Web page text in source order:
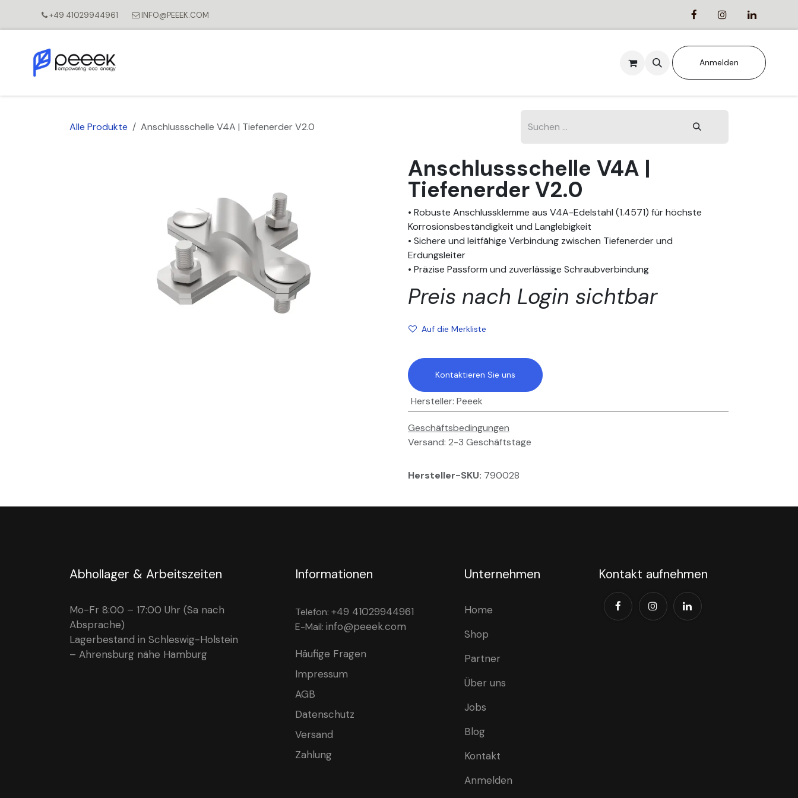
+49 41029944961 INFO@PEEEK.COM
Anmelden
Alle Produkte Anschlussschelle V4A | Tiefenerder V2.0
Anschlussschelle V4A |
Tiefenerder V2.0
• Robuste Anschlussklemme aus V4A-Edelstahl (1.4571) für höchste
Korrosionsbeständigkeit und Langlebigkeit
• Sichere und leitfähige Verbindung zwischen Tiefenerder und
Erdungsleiter
• Präzise Passform und zuverlässige Schraubverbindung
Preis nach Login sichtbar
Auf die Merkliste
Kontaktieren Sie uns
Hersteller: Peeek
Geschäftsbedingungen
Versand: 2-3 Geschäftstage
Hersteller-SKU: 790028
Abhollager & Arbeitszeiten
Mo-Fr 8:00 – 17:00 Uhr (Sa nach
Absprache)
Lagerbestand in Schleswig-Holstein
– Ahrensburg nähe Hamburg
Informationen
Telefon: +49 41029944961
E-Mail: info@peeek.com
Häufige Fragen
Impressum
AGB
Datenschutz
Versand
Zahlung
Unternehmen
Home
Shop
Partner
Über uns
Jobs
Blog
Kontakt
Anmelden
Kontakt aufnehmen